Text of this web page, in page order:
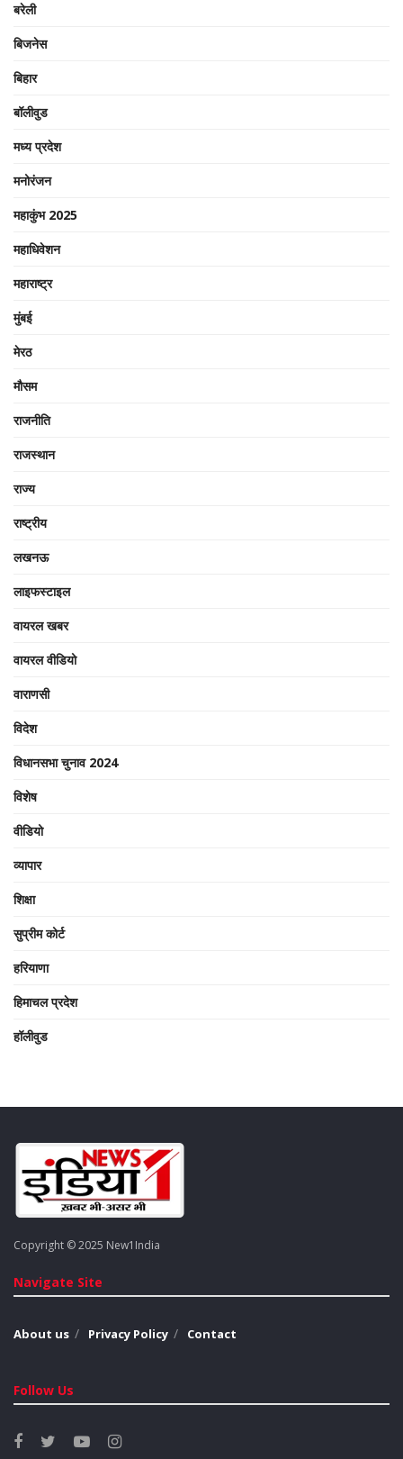
बरेली
बिजनेस
बिहार
बॉलीवुड
मध्य प्रदेश
मनोरंजन
महाकुंभ 2025
महाधिवेशन
महाराष्ट्र
मुंबई
मेरठ
मौसम
राजनीति
राजस्थान
राज्य
राष्ट्रीय
लखनऊ
लाइफस्टाइल
वायरल खबर
वायरल वीडियो
वाराणसी
विदेश
विधानसभा चुनाव 2024
विशेष
वीडियो
व्यापार
शिक्षा
सुप्रीम कोर्ट
हरियाणा
हिमाचल प्रदेश
हॉलीवुड
Copyright © 2025 New1India
Navigate Site
About us Privacy Policy Contact
Follow Us